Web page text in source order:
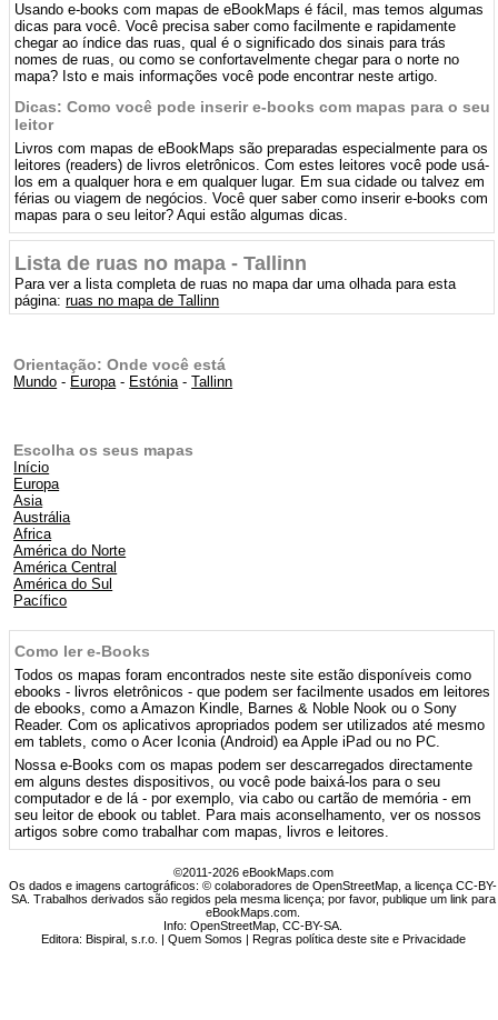
Usando e-books com mapas de eBookMaps é fácil, mas temos algumas
dicas para você. Você precisa saber como facilmente e rapidamente
chegar ao índice das ruas, qual é o significado dos sinais para trás
nomes de ruas, ou como se confortavelmente chegar para o norte no
mapa? Isto e mais informações você pode encontrar neste artigo.
Dicas: Como você pode inserir e-books com mapas para o seu
leitor
Livros com mapas de eBookMaps são preparadas especialmente para os
leitores (readers) de livros eletrônicos. Com estes leitores você pode usá-
los em a qualquer hora e em qualquer lugar. Em sua cidade ou talvez em
férias ou viagem de negócios. Você quer saber como inserir e-books com
mapas para o seu leitor? Aqui estão algumas dicas.
Lista de ruas no mapa - Tallinn
Para ver a lista completa de ruas no mapa dar uma olhada para esta
página:ruas no mapa de Tallinn
Orientação: Onde você está
Mundo - Europa- Estónia-Tallinn
Escolha os seus mapas
Início
Europa
Asia
Austrália
Africa
América do Norte
América Central
América do Sul
Pacífico
Como ler e-Books
Todos os mapas foram encontrados neste site estão disponíveis como
ebooks - livros eletrônicos - que podem ser facilmente usados ​​em leitores
de ebooks, como a Amazon Kindle, Barnes & Noble Nook ou o Sony
Reader. Com os aplicativos apropriados podem ser utilizados até mesmo
em tablets, como o Acer Iconia (Android) ea Apple iPad ou no PC.
Nossa e-Books com os mapas podem ser descarregados directamente
em alguns destes dispositivos, ou você pode baixá-los para o seu
computador e de lá - por exemplo, via cabo ou cartão de memória - em
seu leitor de ebook ou tablet. Para mais aconselhamento, ver os nossos
artigos sobre como trabalhar com mapas, livros e leitores.
©2011-2026 eBookMaps.com
Os dados e imagens cartográficos: © colaboradores de OpenStreetMap, a licença CC-BY-
SA. Trabalhos derivados são regidos pela mesma licença; por favor, publique um link para
eBookMaps.com.
Info:OpenStreetMap ,CC-BY-SA
Editora: Bispiral, s.r.o. | Quem Somos | Regras política deste site e Privacidade